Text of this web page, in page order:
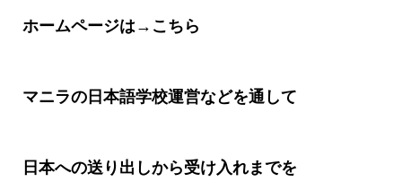
ホームページは → こちら
マニラの日本語学校運営などを通して
日本への送り出しから受け入れまでを